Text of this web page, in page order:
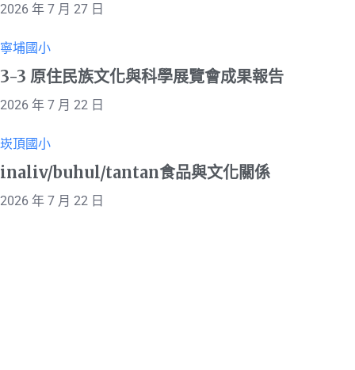
2026 年 7 月 27 日
寧埔國小
3-3 原住民族文化與科學展覽會成果報告
2026 年 7 月 22 日
崁頂國小
inaliv/buhul/tantan食品與文化關係
2026 年 7 月 22 日